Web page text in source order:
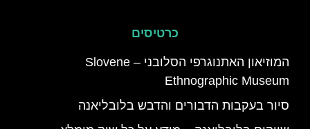
כרטיסים
המוזיאון האתנוגרפי הסלובני – Slovene
Ethnographic Museum
סיור בעקבות הדבורים והדבש בלובליאנה